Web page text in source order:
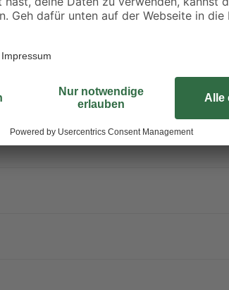
LED-Modul im
Schrank bietet dir